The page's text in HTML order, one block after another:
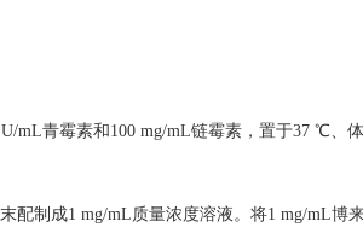
mL青霉素和100 mg/mL链霉素，置于37 ℃、
配制成1 mg/mL质量浓度溶液。将1 mg/mL博